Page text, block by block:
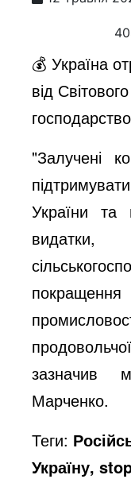
💰 Україна
від
"Залучені
України та
зазначив
Марченко.
Теги:
Україну,